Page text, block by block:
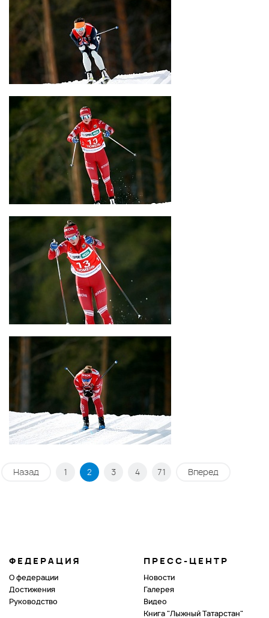
Назад 1 2 3 4 71 Вперед
ФЕДЕРАЦИЯ
О федерации
Достижения
Руководство
ПРЕСС-ЦЕНТР
Новости
Галерея
Видео
Книга "Лыжный Татарстан"